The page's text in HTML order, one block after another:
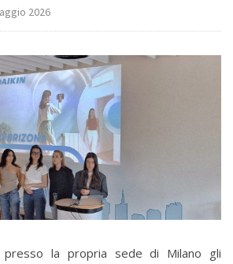
2026
presso la propria sede di Milano gli